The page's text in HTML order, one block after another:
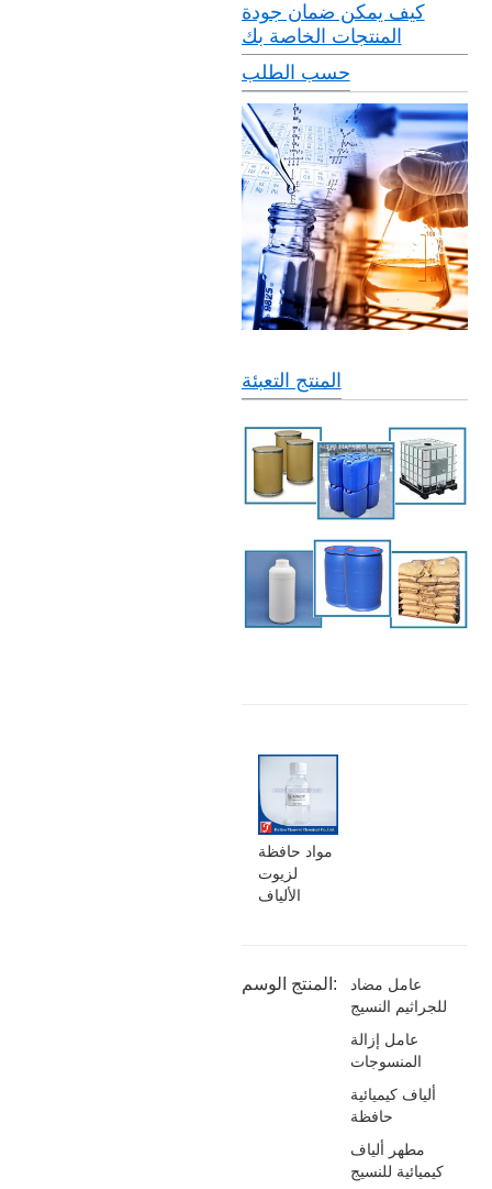
كيف يمكن ضمان جودة
المنتجات الخاصة بك
حسب الطلب
المنتج التعبئة
مواد حافظة
لزيوت
الألياف
المنتج الوسم:
عامل مضاد
للجراثيم النسيج
عامل إزالة
المنسوجات
ألياف كيميائية
حافظة
مطهر ألياف
كيميائية للنسيج